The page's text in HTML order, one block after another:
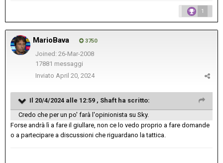
1
MarioBava 3750
Joined: 26-Mar-2008
17881 messaggi
Inviato April 20, 2024
Il 20/4/2024 alle 12:59 , Shaft ha scritto:
Credo che per un po' farà l'opinionista su Sky.
Forse andrà lì a fare il giullare, non ce lo vedo proprio a fare domande
o a partecipare a discussioni che riguardano la tattica.